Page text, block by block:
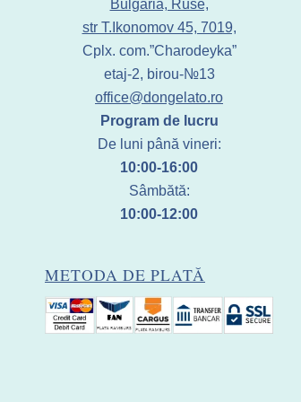
Bulgaria, Ruse,
str T.Ikonomov 45, 7019,
Cplx. com.”Charodeyka”
etaj-2, birou-№13
office@dongelato.ro
Program de lucru
De luni până vineri:
10:00-16:00
Sâmbătă:
10:00-12:00
METODA DE PLATĂ